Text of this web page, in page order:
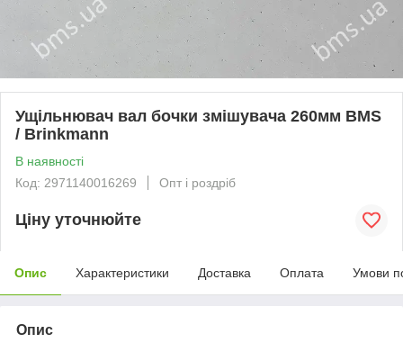
Ущільнювач вал бочки змішувача 260мм BMS
/ Brinkmann
В наявності
Код: 2971140016269
Опт і роздріб
Ціну уточнюйте
Опис Характеристики Доставка Оплата Умови
Опис